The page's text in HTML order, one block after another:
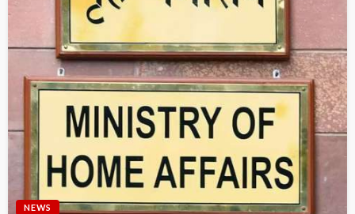
NEWS